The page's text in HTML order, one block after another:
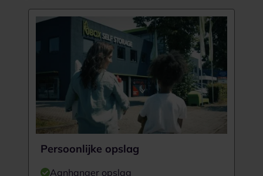
Persoonlijke opslag
Aanhanger opslag